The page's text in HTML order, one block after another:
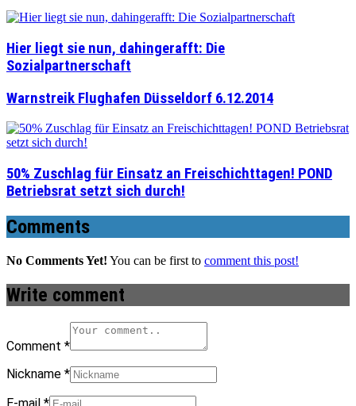
Hier liegt sie nun, dahingerafft: Die
Sozialpartnerschaft
Warnstreik Flughafen Düsseldorf 6.12.2014
50% Zuschlag für Einsatz an Freischichttagen! POND
Betriebsrat setzt sich durch!
Comments
No Comments Yet! You can be first to comment this post!
Write comment
Comment *
Nickname *